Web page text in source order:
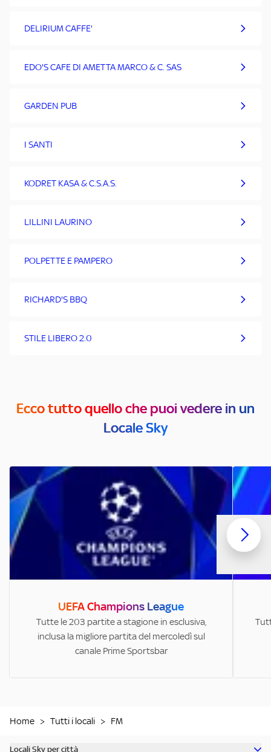
DELIRIUM CAFFE'
EDO'S CAFE DI AMETTA MARCO & C. SAS
GARDEN PUB
I SANTI
KODRET KASA & C.S.A.S.
LILLINI LAURINO
POLPETTE E PAMPERO
RICHARD'S BBQ
STILE LIBERO 2.0
Ecco tutto quello che puoi vedere in un
Locale Sky
UEFA Champions League
Tutte le 203 partite a stagione in esclusiva,
inclusa la migliore partita del mercoledì sul
canale Prime Sportsbar
Home > Tutti i locali > FM
Locali Sky per città